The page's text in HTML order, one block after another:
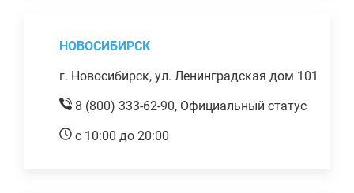
НОВОСИБИРСК
г. Новосибирск, ул. Ленинградская дом 101
8 (800) 333-62-90, Официальный статус
с 10:00 до 20:00